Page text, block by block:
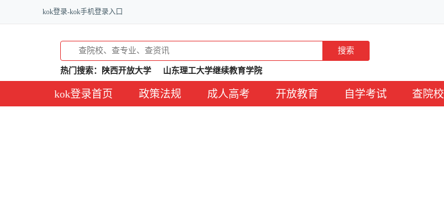
kok登录-kok手机登录入口
搜索
热门搜索： 陕西开放大学 山东理工大学继续教育学院
kok登录首页 政策法规 成人高考 开放教育 自学考试 查院校